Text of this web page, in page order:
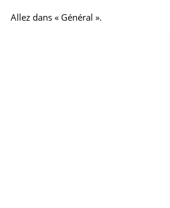
Allez dans « Général ».